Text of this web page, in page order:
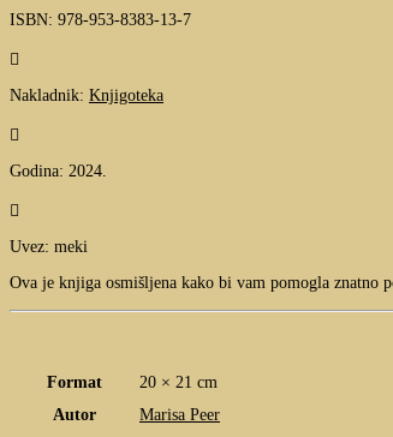
ISBN: 978-953-8383-13-7

Nakladnik: Knjigoteka

Godina: 2024.

Uvez: meki
Ova je knjiga osmišljena kako bi vam pomogla znatno
Format
20 × 21 cm
Autor
Marisa Peer